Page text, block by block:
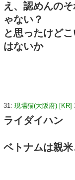
え、認めんの
ゃない？
と思ったけど
はないか
31: 現場猫(大阪府) [KR]
ライダイハン
ベトナムは親